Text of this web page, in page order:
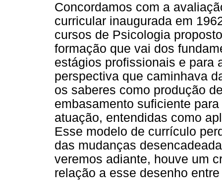
Concordamos com a
curricular inaugurada em
cursos de Psicologia
formação que vai dos
estágios profissionais e para
perspectiva que caminhava
os saberes como produção
embasamento suficiente
atuação, entendidas como
Esse modelo de currículo
das mudanças
veremos adiante, houve um
relação a esse desenho